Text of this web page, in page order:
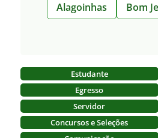
Alagoinhas Bom
Estudante
Egresso
Servidor
Concursos e Seleções